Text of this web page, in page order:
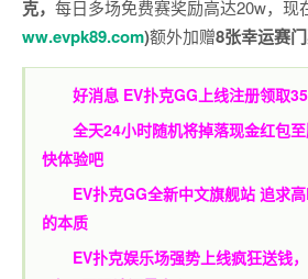
克， 每日多场免费赛奖励高达20w，现
ww.evpk89.com)额外加赠8张幸运赛
好消息 EV扑克GG上线注册领取
全天24小时随机将掉落现金红包
快体验吧
EV扑克GG全新中文旗舰站 追求
的本质
EV扑克娱乐场强势上线疯狂送钱